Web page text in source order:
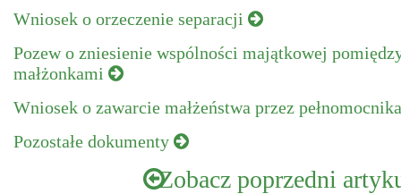
Wniosek o orzeczenie separacji
Pozew o zniesienie wspólności majątkowej
małżonkami
Wniosek o zawarcie małżeństwa przez
Pozostałe dokumenty
Zobacz poprzedni